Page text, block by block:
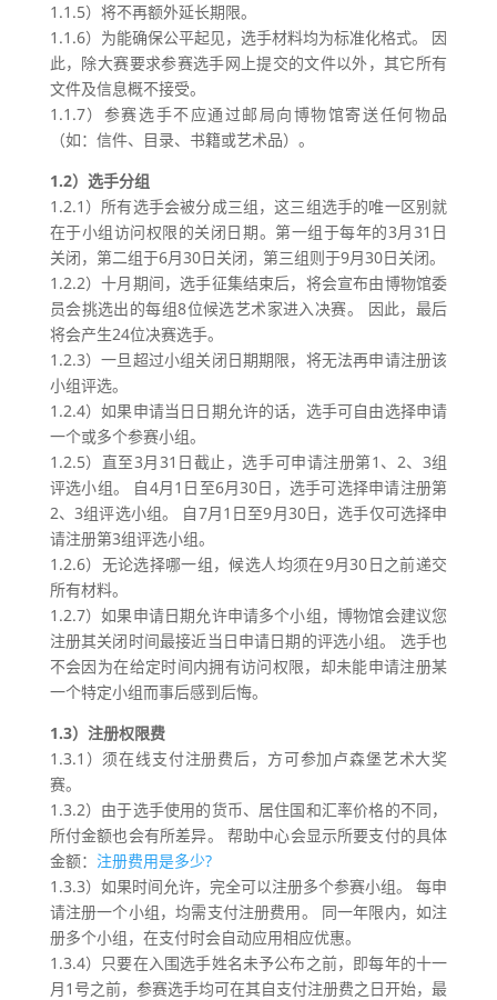
1.1.5）将不再额外延长期限。
1.1.6）为能确保公平起见，选手材料均为标准化格式。 因
此，除大赛要求参赛选手网上提交的文件以外，其它所有
文件及信息概不接受。
1.1.7）参赛选手不应通过邮局向博物馆寄送任何物品
（如：信件、目录、书籍或艺术品）。
1.2）选手分组
1.2.1）所有选手会被分成三组，这三组选手的唯一区别就
在于小组访问权限的关闭日期。第一组于每年的3月31日
关闭，第二组于6月30日关闭，第三组则于9月30日关闭。
1.2.2）十月期间，选手征集结束后，将会宣布由博物馆委
员会挑选出的每组8位候选艺术家进入决赛。 因此，最后
将会产生24位决赛选手。
1.2.3）一旦超过小组关闭日期期限，将无法再申请注册该
小组评选。
1.2.4）如果申请当日日期允许的话，选手可自由选择申请
一个或多个参赛小组。
1.2.5）直至3月31日截止，选手可申请注册第1、2、3组
评选小组。 自4月1日至6月30日，选手可选择申请注册第
2、3组评选小组。 自7月1日至9月30日，选手仅可选择申
请注册第3组评选小组。
1.2.6）无论选择哪一组，候选人均须在9月30日之前递交
所有材料。
1.2.7）如果申请日期允许申请多个小组，博物馆会建议您
注册其关闭时间最接近当日申请日期的评选小组。 选手也
不会因为在给定时间内拥有访问权限，却未能申请注册某
一个特定小组而事后感到后悔。
1.3）注册权限费
1.3.1）须在线支付注册费后，方可参加卢森堡艺术大奖
赛。
1.3.2）由于选手使用的货币、居住国和汇率价格的不同，
所付金额也会有所差异。 帮助中心会显示所要支付的具体
金额： 注册费用是多少?
1.3.3）如果时间允许，完全可以注册多个参赛小组。 每申
请注册一个小组，均需支付注册费用。 同一年限内，如注
册多个小组，在支付时会自动应用相应优惠。
1.3.4）只要在入围选手姓名未予公布之前，即每年的十一
月1号之前，参赛选手均可在其自支付注册费之日开始，最